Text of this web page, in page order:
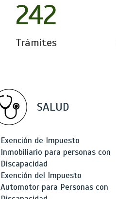
242
Trámites
SALUD
Exención de Impuesto
Inmobiliario para personas con
Discapacidad
Exención del Impuesto
Automotor para Personas con